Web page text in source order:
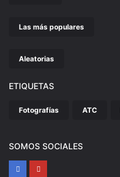
Las más populares
Aleatorias
ETIQUETAS
Fotografías ATC
SOMOS SOCIALES